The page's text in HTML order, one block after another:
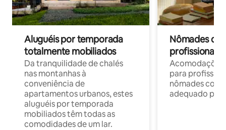
Aluguéis por temporada
totalmente mobiliados
Da tranquilidade de chalés
nas montanhas à
conveniência de
apartamentos urbanos, estes
aluguéis por temporada
mobiliados têm todas as
comodidades de um lar.
Nômades
profissionais
para
nômades com
adequado